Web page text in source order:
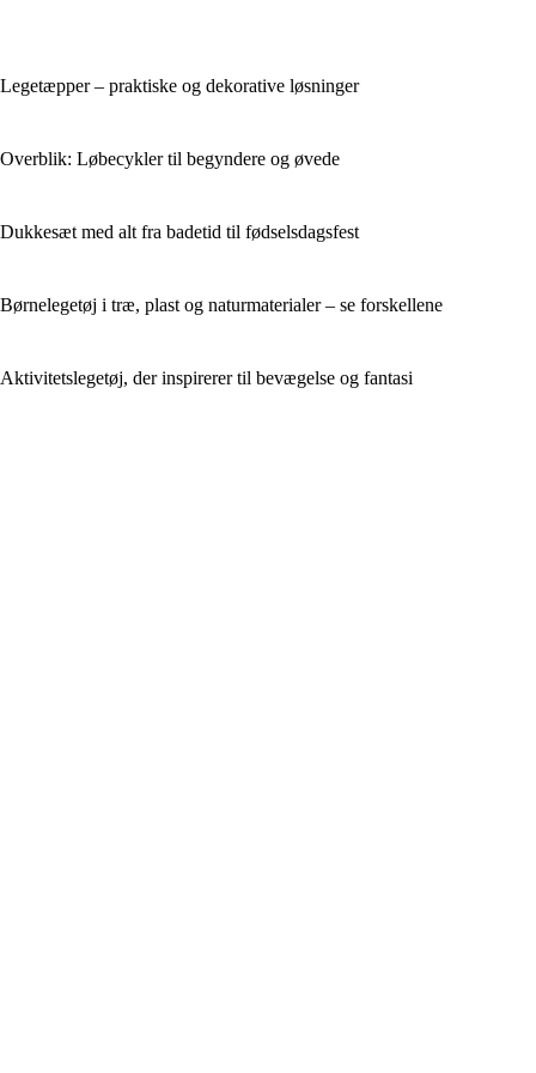
Legetæpper – praktiske og dekorative løsninger
Overblik: Løbecykler til begyndere og øvede
Dukkesæt med alt fra badetid til fødselsdagsfest
Børnelegetøj i træ, plast og naturmaterialer – se forskellene
Aktivitetslegetøj, der inspirerer til bevægelse og fantasi